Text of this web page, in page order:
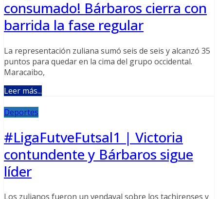
consumado! Bárbaros cierra con
barrida la fase regular
La representación zuliana sumó seis de seis y alcanzó 35
puntos para quedar en la cima del grupo occidental.
Maracaibo,
Leer más...
Deportes
#LigaFutveFutsal1 | Victoria
contundente y Bárbaros sigue
líder
Los zulianos fueron un vendaval sobre los tachirenses y